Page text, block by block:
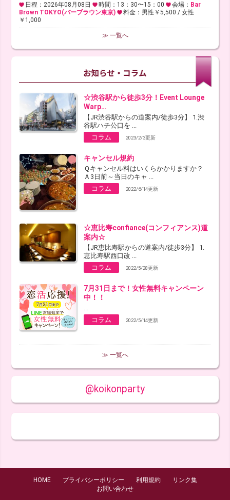
日程：2026年08月08日 時間：13：30〜15：00 会場： Bar
Brown TOKYO(バーブラウン東京)
料金：男性￥5,500 / 女性
￥1,000
≫ 一覧へ
☆渋谷駅から徒歩3分！Event Lounge
Warp…
【JR渋谷駅からの道案内/徒歩3分】 1.渋
谷駅ハチ公口を ...
コラム
2023/2/3更新
キャンセル規約
Ｑキャンセル料はいくらかかりますか？
Ａ3日前～当日のキャ ...
コラム
2022/6/14更新
☆恵比寿confiance(コンフィアンス)道
案内☆
【JR恵比寿駅からの道案内/徒歩3分】 1.
恵比寿駅西口改 ...
コラム
2022/5/28更新
7月31日まで！女性無料キャンペーン
中！！
...
コラム
2022/5/14更新
≫ 一覧へ
@koikonparty
HOME プライバシーポリシー 利用規約
リンク集
お問い合わせ